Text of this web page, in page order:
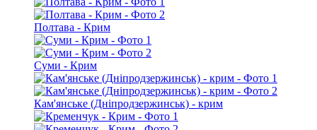
Полтава - Крим
Суми - Крим
Кам'янське (Дніпродзержинськ) - крим